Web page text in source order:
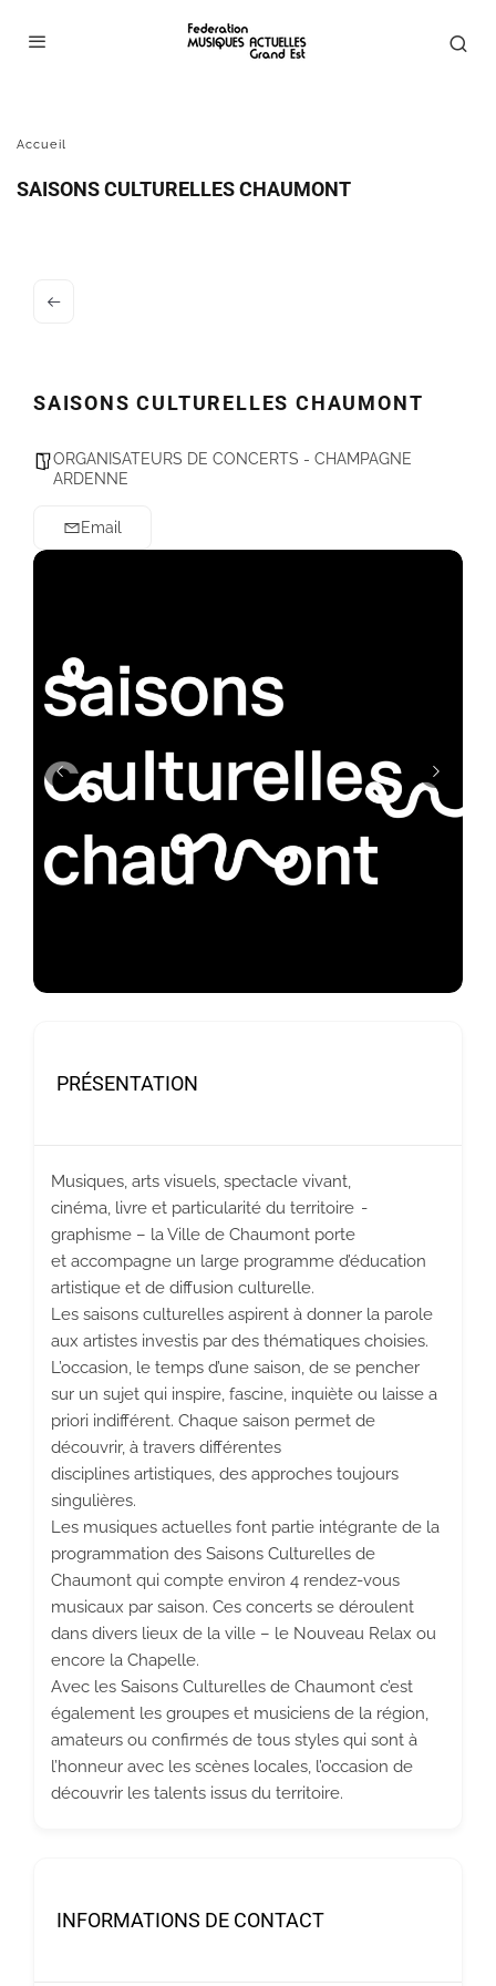
Accueil
SAISONS CULTURELLES CHAUMONT
SAISONS CULTURELLES CHAUMONT
ORGANISATEURS DE CONCERTS - CHAMPAGNE
ARDENNE
Email
PRÉSENTATION
Musiques, arts visuels, spectacle vivant,
cinéma, livre et particularité du territoire -
graphisme – la Ville de Chaumont porte
et accompagne un large programme d’éducation
artistique et de diffusion culturelle.
Les saisons culturelles aspirent à donner la parole
aux artistes investis par des thématiques choisies.
L’occasion, le temps d’une saison, de se pencher
sur un sujet qui inspire, fascine, inquiète ou laisse a
priori indifférent. Chaque saison permet de
découvrir, à travers différentes
disciplines artistiques, des approches toujours
singulières.
Les musiques actuelles font partie intégrante de la
programmation des Saisons Culturelles de
Chaumont qui compte environ 4 rendez-vous
musicaux par saison. Ces concerts se déroulent
dans divers lieux de la ville – le Nouveau Relax ou
encore la Chapelle.
Avec les Saisons Culturelles de Chaumont c’est
également les groupes et musiciens de la région,
amateurs ou confirmés de tous styles qui sont à
l’honneur avec les scènes locales, l’occasion de
découvrir les talents issus du territoire.
INFORMATIONS DE CONTACT